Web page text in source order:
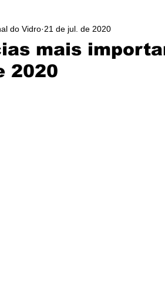
mais
2020
do Vidro 21 de jul. de 2020